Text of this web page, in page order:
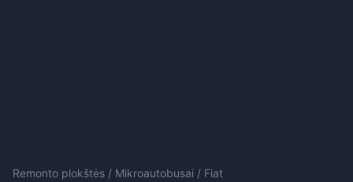
Remonto plokštės / Mikroautobusai / Fiat